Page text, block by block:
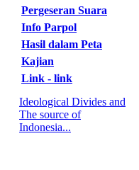
Pergeseran Suara
Info Parpol
Hasil dalam Peta
Kajian
Link - link
Ideological Divides and
The source of
Indonesia...